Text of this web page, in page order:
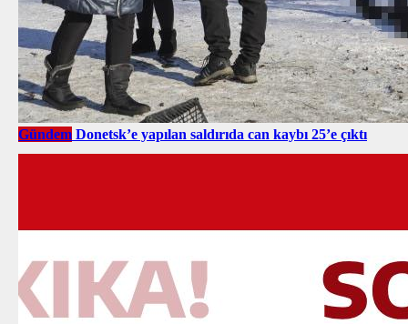
Gündem Donetsk’e yapılan saldırıda can kaybı 25’e çıktı